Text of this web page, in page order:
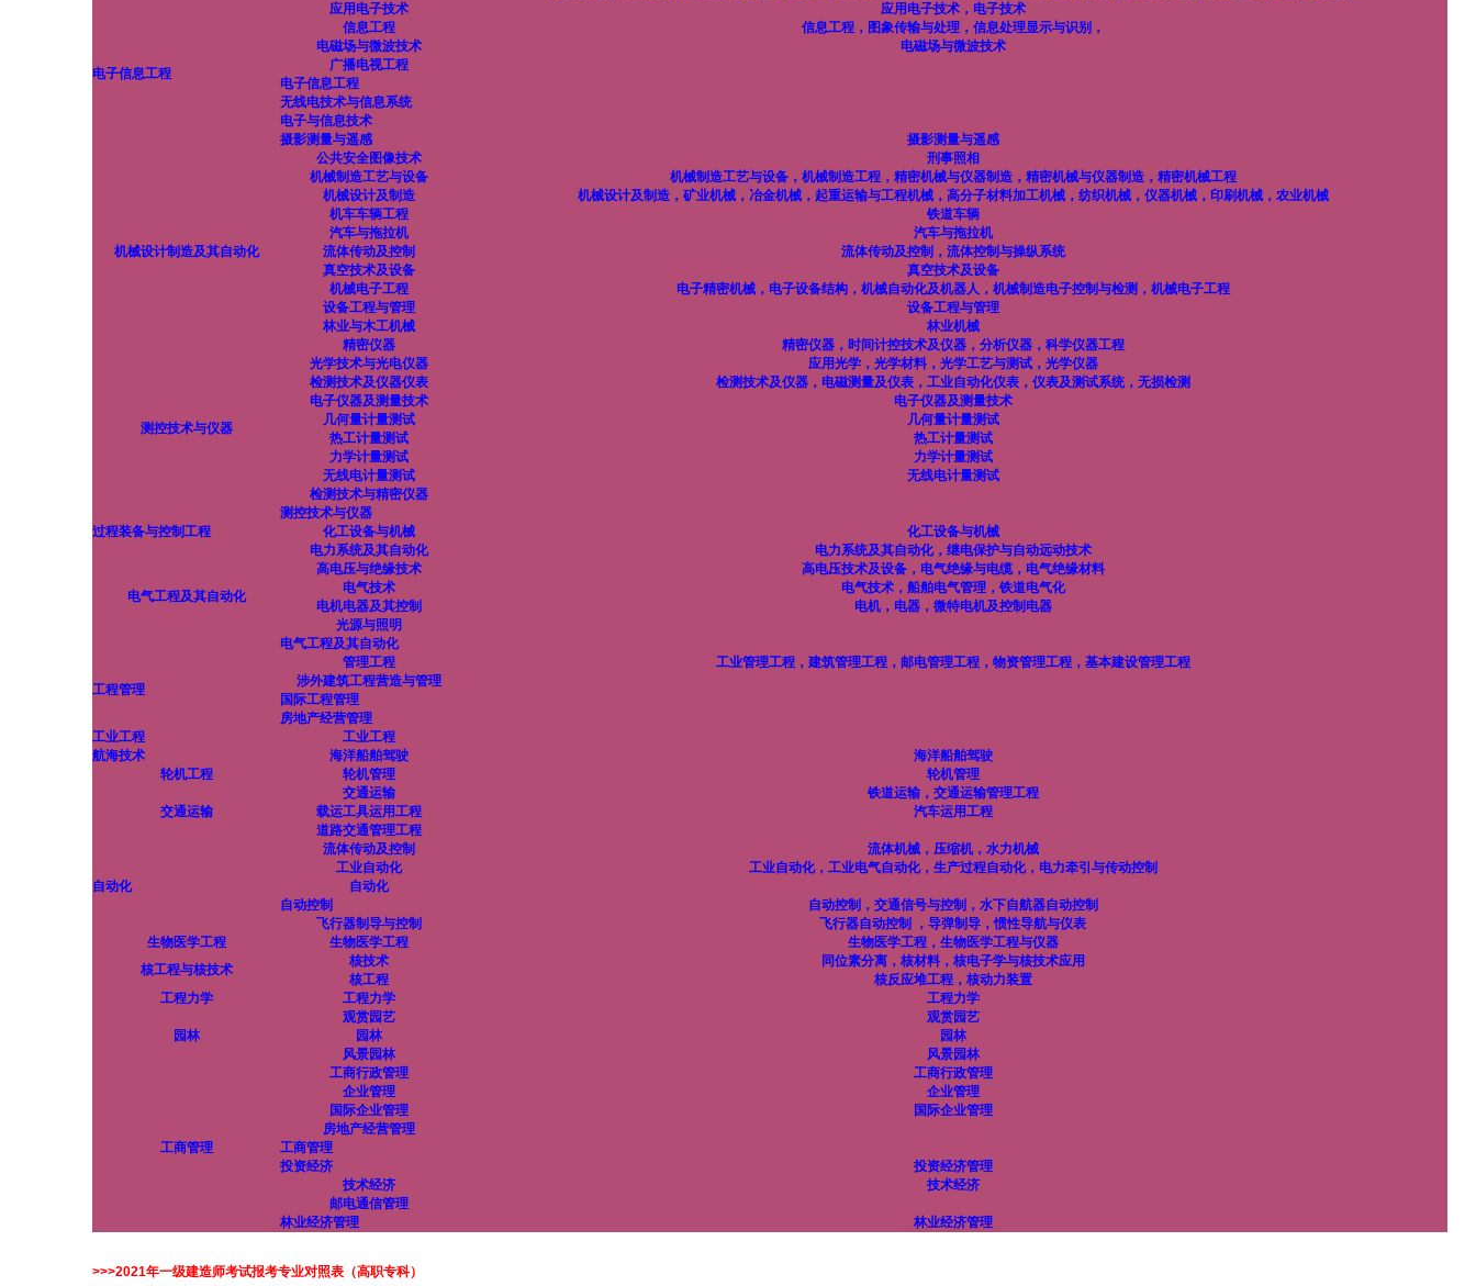
电子信息工程
应用电子技术
应用电子技术，电子技术
信息工程
信息工程，图象传输与处理，信息处理显示与识别，
电磁场与微波技术
电磁场与微波技术
广播电视工程
电子信息工程
无线电技术与信息系统
电子与信息技术
摄影测量与遥感
摄影测量与遥感
公共安全图像技术
刑事照相
机械设计制造及其自动化
机械制造工艺与设备
机械制造工艺与设备，机械制造工程，精密机械与仪器制造，精密机械与仪器制造，精密机械工程
机械设计及制造
机械设计及制造，矿业机械，冶金机械，起重运输与工程机械，高分子材料加工机械，纺织机械，仪器机械，印刷机械，农业机械
机车车辆工程
铁道车辆
汽车与拖拉机
汽车与拖拉机
流体传动及控制
流体传动及控制，流体控制与操纵系统
真空技术及设备
真空技术及设备
机械电子工程
电子精密机械，电子设备结构，机械自动化及机器人，机械制造电子控制与检测，机械电子工程
设备工程与管理
设备工程与管理
林业与木工机械
林业机械
测控技术与仪器
精密仪器
精密仪器，时间计控技术及仪器，分析仪器，科学仪器工程
光学技术与光电仪器
应用光学，光学材料，光学工艺与测试，光学仪器
检测技术及仪器仪表
检测技术及仪器，电磁测量及仪表，工业自动化仪表，仪表及测试系统，无损检测
电子仪器及测量技术
电子仪器及测量技术
几何量计量测试
几何量计量测试
热工计量测试
热工计量测试
力学计量测试
力学计量测试
无线电计量测试
无线电计量测试
检测技术与精密仪器
测控技术与仪器
过程装备与控制工程
化工设备与机械 化工设备与机械
电气工程及其自动化
电力系统及其自动化
电力系统及其自动化，继电保护与自动远动技术
高电压与绝缘技术
高电压技术及设备，电气绝缘与电缆，电气绝缘材料
电气技术
电气技术，船舶电气管理，铁道电气化
电机电器及其控制
电机，电器，微特电机及控制电器
光源与照明
电气工程及其自动化
工程管理
管理工程
工业管理工程，建筑管理工程，邮电管理工程，物资管理工程，基本建设管理工程
涉外建筑工程营造与管理
国际工程管理
房地产经营管理
工业工程
工业工程
航海技术
海洋船舶驾驶
海洋船舶驾驶
轮机工程
轮机管理 轮机管理
交通运输
交通运输
铁道运输，交通运输管理工程
载运工具运用工程
汽车运用工程
道路交通管理工程
自动化
流体传动及控制
流体机械，压缩机，水力机械
工业自动化
工业自动化，工业电气自动化，生产过程自动化，电力牵引与传动控制
自动化
自动控制
自动控制，交通信号与控制，水下自航器自动控制
飞行器制导与控制
飞行器自动控制 ，导弹制导，惯性导航与仪表
生物医学工程
生物医学工程
生物医学工程，生物医学工程与仪器
核工程与核技术
核技术
同位素分离，核材料，核电子学与核技术应用
核工程
核反应堆工程，核动力装置
工程力学
工程力学 工程力学
园林
观赏园艺
观赏园艺
园林
园林
风景园林
风景园林
工商管理
工商行政管理
工商行政管理
企业管理
企业管理
国际企业管理
国际企业管理
房地产经营管理
工商管理
投资经济
投资经济管理
技术经济
技术经济
邮电通信管理
林业经济管理
林业经济管理
>>>2021年一级建造师考试报考专业对照表（高职专科）